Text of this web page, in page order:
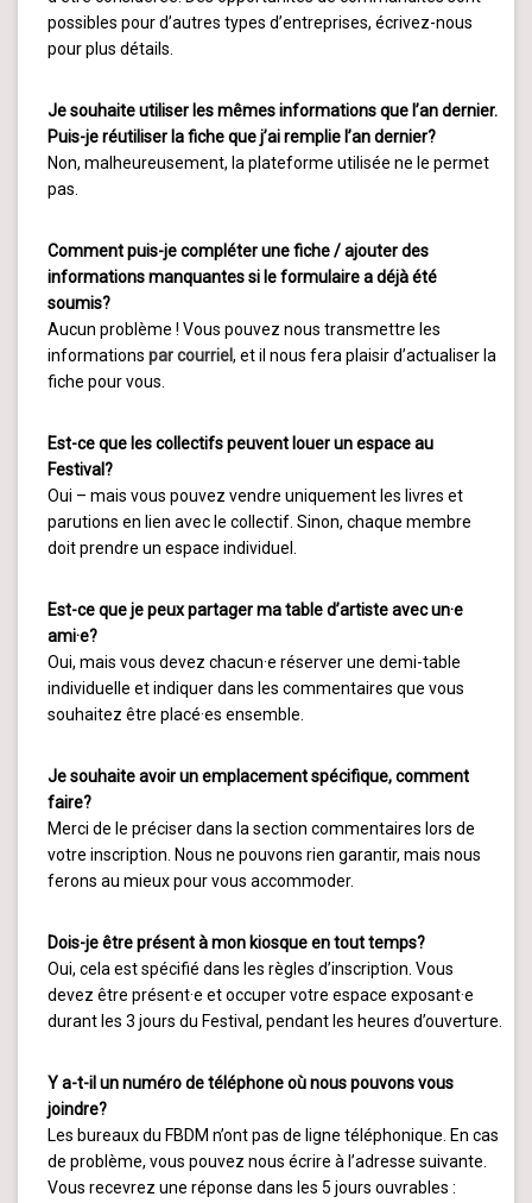
possibles pour d’autres types d’entreprises, écrivez-nous
pour plus détails.
Je souhaite utiliser les mêmes informations que l’an dernier.
Puis-je réutiliser la fiche que j’ai remplie l’an dernier?
Non, malheureusement, la plateforme utilisée ne le permet
pas.
Comment puis-je compléter une fiche / ajouter des
informations manquantes si le formulaire a déjà été
soumis?
Aucun problème ! Vous pouvez nous transmettre les
informations par courriel, et il nous fera plaisir d’actualiser la
fiche pour vous.
Est-ce que les collectifs peuvent louer un espace au
Festival?
Oui – mais vous pouvez vendre uniquement les livres et
parutions en lien avec le collectif. Sinon, chaque membre
doit prendre un espace individuel.
Est-ce que je peux partager ma table d’artiste avec un·e
ami·e?
Oui, mais vous devez chacun·e réserver une demi-table
individuelle et indiquer dans les commentaires que vous
souhaitez être placé·es ensemble.
Je souhaite avoir un emplacement spécifique, comment
faire?
Merci de le préciser dans la section commentaires lors de
votre inscription. Nous ne pouvons rien garantir, mais nous
ferons au mieux pour vous accommoder.
Dois-je être présent à mon kiosque en tout temps?
Oui, cela est spécifié dans les règles d’inscription. Vous
devez être présent·e et occuper votre espace exposant·e
durant les 3 jours du Festival, pendant les heures d’ouverture.
Y a-t-il un numéro de téléphone où nous pouvons vous
joindre?
Les bureaux du FBDM n’ont pas de ligne téléphonique. En cas
de problème, vous pouvez nous écrire à l’adresse suivante.
Vous recevrez une réponse dans les 5 jours ouvrables :